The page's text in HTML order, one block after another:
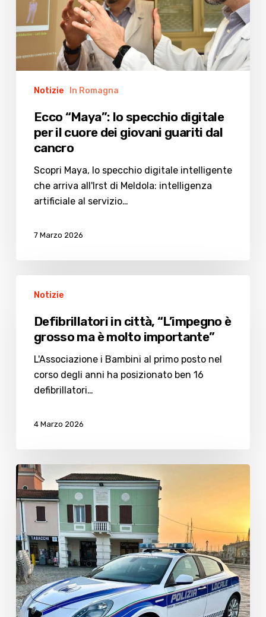
cuore
giovani
Notizie In Romagna
Ecco “Maya”: lo specchio digitale
per il cuore dei giovani guariti dal
cancro
Scopri Maya, lo specchio digitale intelligente
che arriva all'Irst di Meldola: intelligenza
artificiale al servizio…
7 Marzo 2026
“L’impegno
grosso
importante”
Notizie
Defibrillatori in città, “L’impegno è
grosso ma è molto importante”
L'Associazione i Bambini al primo posto nel
corso degli anni ha posizionato ben 16
defibrillatori…
4 Marzo 2026
Tre
defibrillatori
per
la
Polizia
locale.
Aumenta
“l’esercito”
dei
soccorritori